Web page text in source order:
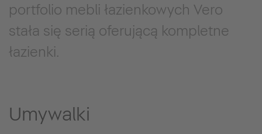
portfolio mebli łazienkowych Vero
stała się serią oferującą kompletne
łazienki.
Umywalki